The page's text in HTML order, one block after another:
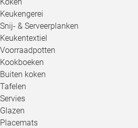
Keukengerei
Snij- & Serveerplanken
Keukentextiel
Voorraadpotten
Kookboeken
Buiten koken
Tafelen
Servies
Glazen
Placemats